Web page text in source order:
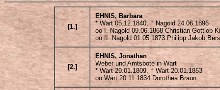
[1.]
EHNIS, Barbara
* Wart 05.12.1840, † Nagold 24.06.1896
oo I. Nagold 09.06.1868 Christian Gottlob
oo II. Nagold 01.05.1873 Philipp Jakob
[2.]
EHNIS, Jonathan
Weber und Amtsbote in Wart
* Wart 29.01.1809, † Wart 20.01.1853
oo Wart 20.11.1834 Dorothea Braun